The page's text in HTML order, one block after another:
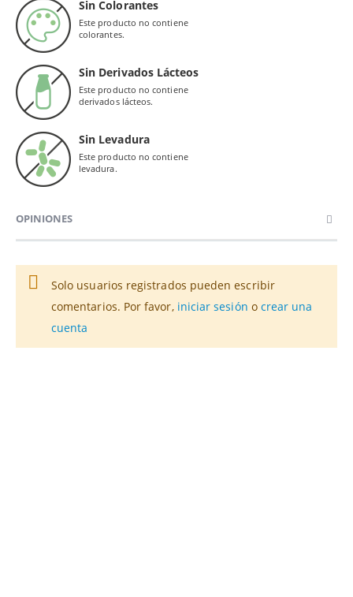
Sin Colorantes
Este producto no contiene
colorantes.
Sin Derivados Lácteos
Este producto no contiene
derivados lácteos.
Sin Levadura
Este producto no contiene
levadura.
OPINIONES
Solo usuarios registrados pueden escribir
comentarios. Por favor, iniciar sesión o crear una
cuenta